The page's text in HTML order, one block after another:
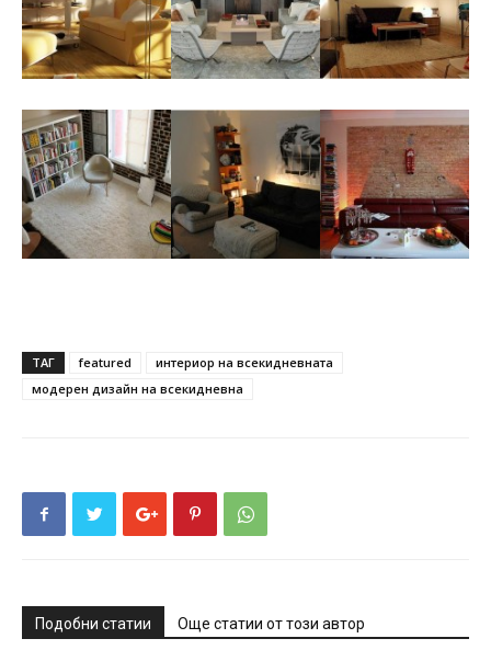
ТАГ featured
интериор на всекидневната
модерен дизайн на всекидневна
Подобни статии Още статии от този автор